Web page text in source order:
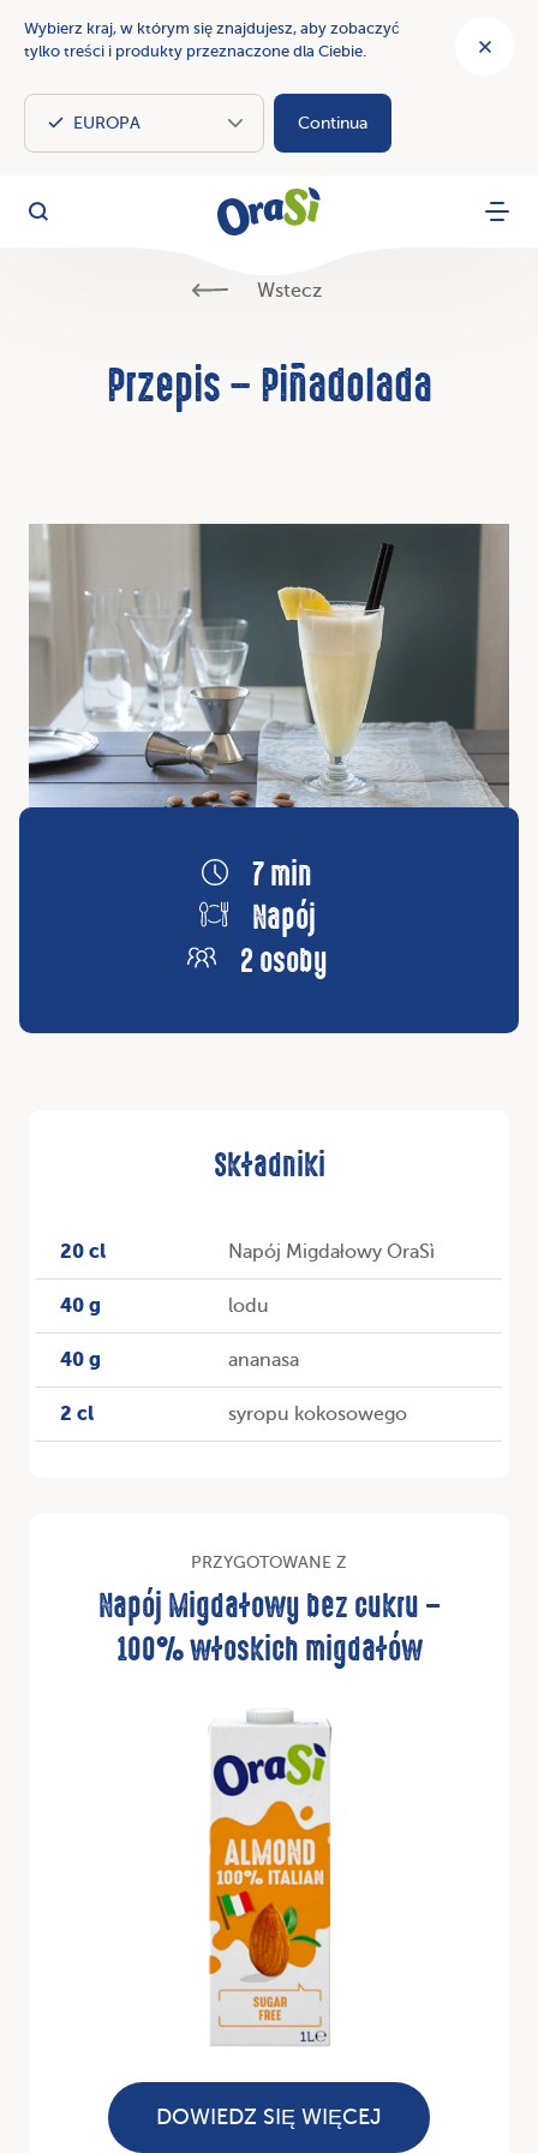
Wybierz kraj, w którym się znajdujesz, aby zobaczyć
tylko treści i produkty przeznaczone dla Ciebie.
Continua
OraSì
Szukaj Menu
Wstecz
Przepis – Piñadolada
7 min
Napój
2 osoby
Składniki
20 cl Napój Migdałowy OraSì
40 g lodu
40 g ananasa
2 cl syropu kokosowego
PRZYGOTOWANE Z
Napój Migdałowy bez cukru –
100% włoskich migdałów
DOWIEDZ SIĘ WIĘCEJ